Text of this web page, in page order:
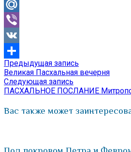
Odnoklassniki
Mail.Ru
Viber
VK
Отправить
Навигация
по
записям
Предыдущая запись
запись:
Великая Пасхальная вечерня
Следующая запись
запись:
ПАСХАЛЬНОЕ ПОСЛАНИЕ
Вас также может